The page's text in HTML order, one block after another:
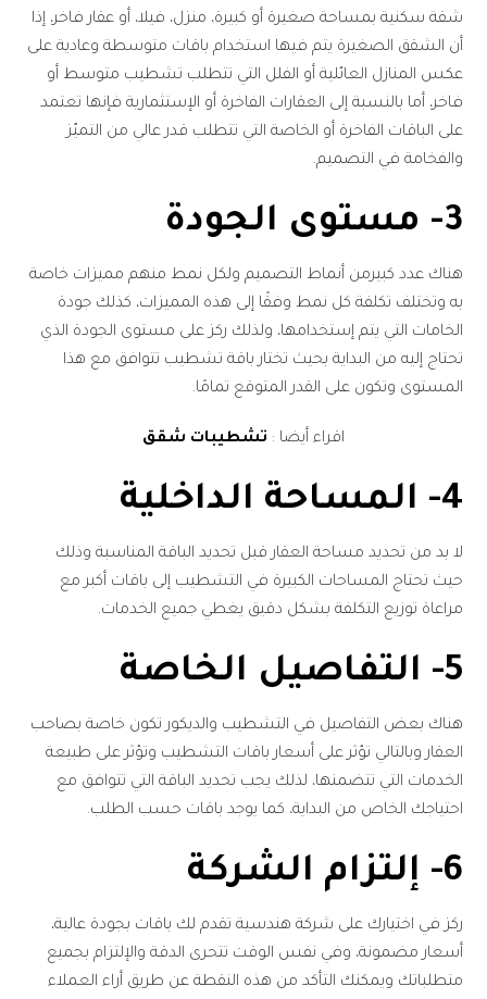
شقة سكنية بمساحة صغيرة أو كبيرة، منزل، فيلا، أو عقار فاخر، إذا
أن الشقق الصغيرة يتم فيها استخدام باقات متوسطة وعادية على
عكس المنازل العائلية أو الفلل التي تتطلب تشطيب متوسط أو
فاخر، أما بالنسبة إلى العقارات الفاخرة أو الإستثمارية فإنها تعتمد
على الباقات الفاخرة أو الخاصة التي تتطلب قدر عالي من التميّز
والفخامة في التصميم.
3- مستوى الجودة
هناك عدد كبيرمن أنماط التصميم ولكل نمط منهم مميزات خاصة
به وتختلف تكلفة كل نمط وفقًا إلى هذه المميزات، كذلك جودة
الخامات التي يتم إستخدامها، ولذلك ركز على مستوى الجودة الذي
تحتاج إليه من البداية بحيث تختار باقة تشطيب تتوافق مع هذا
المستوى وتكون على القدر المتوقع تمامًا.
اقراء أيضا : تشطيبات شقق
4- المساحة الداخلية
لا بد من تحديد مساحة العقار قبل تحديد الباقة المناسبة وذلك
حيث تحتاج المساحات الكبيرة في التشطيب إلى باقات أكبر مع
مراعاة توزيع التكلفة بشكل دقيق يغطي جميع الخدمات.
5- التفاصيل الخاصة
هناك بعض التفاصيل في التشطيب والديكور تكون خاصة بصاحب
العقار وبالتالي تؤثر على أسعار باقات التشطيب وتؤثر على طبيعة
الخدمات التي تتضمنها، لذلك يجب تحديد الباقة التي تتوافق مع
احتياجك الخاص من البداية، كما يوجد باقات حسب الطلب.
6- إلتزام الشركة
ركز في اختيارك على شركة هندسية تقدم لك باقات بجودة عالية،
أسعار مضمونة، وفي نفس الوقت تتحرى الدقة والإلتزام بجميع
متطلباتك ويمكنك التأكد من هذه النقطة عن طريق أراء العملاء